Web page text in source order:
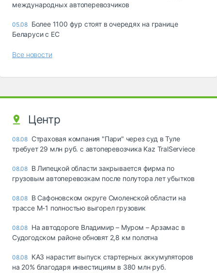
международных автоперевозчиков
05.08 Более 1100 фур стоят в очередях на границе
Беларуси с ЕС
Все новости
Центр
08.08 Страховая компания "Пари" через суд в Туле
требует 29 млн руб. с автоперевозчика Kaz TralServiece
08.08 В Липецкой области закрывается фирма по
грузовым автоперевозкам после полутора лет убытков
08.08 В Сафоновском округе Смоленской области на
трассе М-1 полностью выгорел грузовик
08.08 На автодороге Владимир – Муром – Арзамас в
Судогодском районе обновят 2,8 км полотна
08.08 КАЗ нарастит выпуск стартерных аккумуляторов
на 20% благодаря инвестициям в 380 млн руб.